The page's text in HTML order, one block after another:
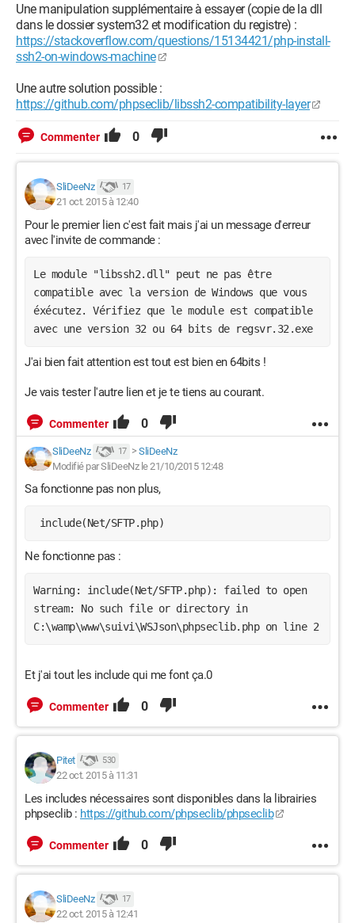
Une manipulation supplémentaire à essayer (copie de la dll
dans le dossier system32 et modification du registre) :
https://stackoverflow.com/questions/15134421/php-install-
ssh2-on-windows-machine
Une autre solution possible :
https://github.com/phpseclib/libssh2-compatibility-layer
Commenter 0
SliDeeNz 17
21 oct. 2015 à 12:40
Pour le premier lien c'est fait mais j'ai un message d'erreur
avec l'invite de commande :
Le module "libssh2.dll" peut ne pas être
compatible avec la version de Windows que vous
éxécutez. Vérifiez que le module est compatible
avec une version 32 ou 64 bits de regsvr.32.exe
J'ai bien fait attention est tout est bien en 64bits !
Je vais tester l'autre lien et je te tiens au courant.
Commenter 0
SliDeeNz 17 > SliDeeNz
Modifié par SliDeeNz le 21/10/2015 12:48
Sa fonctionne pas non plus,
include(Net/SFTP.php)
Ne fonctionne pas :
Warning: include(Net/SFTP.php): failed to open
stream: No such file or directory in
C:\wamp\www\suivi\WSJson\phpseclib.php on line 2
Et j'ai tout les include qui me font ça.0
Commenter 0
Pitet 530
22 oct. 2015 à 11:31
Les includes nécessaires sont disponibles dans la librairies
phpseclib : https://github.com/phpseclib/phpseclib
Commenter 0
SliDeeNz 17
22 oct. 2015 à 12:41